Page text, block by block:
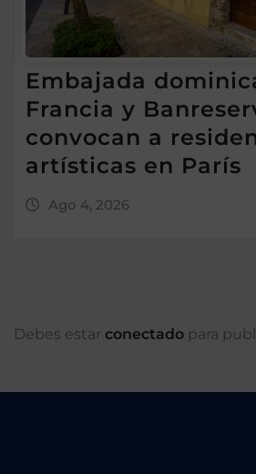
Embajada
Francia y
convocan a
artísticas en París
Ago 4, 2026
Debes estar conectado para